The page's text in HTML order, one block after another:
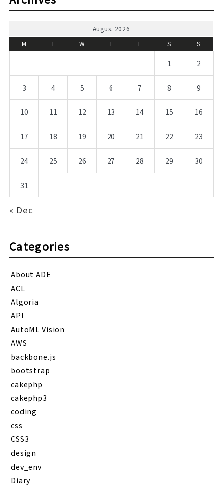
August 2026
M
T W T F S S
1 2
3 4 5 6 7 8 9
10 11 12 13 14 15 16
17 18 19 20 21 22 23
24 25 26 27 28 29 30
31
« Dec
Categories
About ADE
ACL
Algoria
API
AutoML Vision
AWS
backbone.js
bootstrap
cakephp
cakephp3
coding
css
CSS3
design
dev_env
Diary